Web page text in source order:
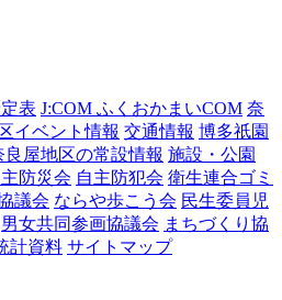
表 J:COM ふくおかまいCOM 奈
イベント情報 交通情報 博多祇園
良屋地区の常設情報 施設・公園
防災会 自主防犯会 衛生連合ゴミ
議会 ならや歩こう会 民生委員児
男女共同参画協議会 まちづくり協
計資料 サイトマップ